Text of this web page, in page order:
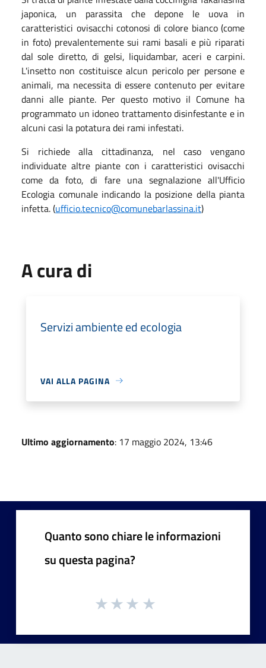
japonica, un parassita che depone le uova in
caratteristici ovisacchi cotonosi di colore bianco (come
in foto) prevalentemente sui rami basali e più riparati
dal sole diretto, di gelsi, liquidambar, aceri e carpini.
L'insetto non costituisce alcun pericolo per persone e
animali, ma necessita di essere contenuto per evitare
danni alle piante. Per questo motivo il Comune ha
programmato un idoneo trattamento disinfestante e in
alcuni casi la potatura dei rami infestati.
Si richiede alla cittadinanza, nel caso vengano
individuate altre piante con i caratteristici ovisacchi
come da foto, di fare una segnalazione all'Ufficio
Ecologia comunale indicando la posizione della pianta
infetta. (ufficio.tecnico@comunebarlassina.it)
A cura di
Servizi ambiente ed ecologia
VAI ALLA PAGINA
Ultimo aggiornamento: 17 maggio 2024, 13:46
Quanto sono chiare le informazioni
su questa pagina?